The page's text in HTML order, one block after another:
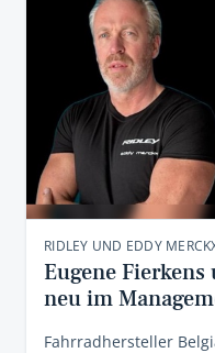
RIDLEY UND EDDY
Eugene
neu im
Fahrradhersteller